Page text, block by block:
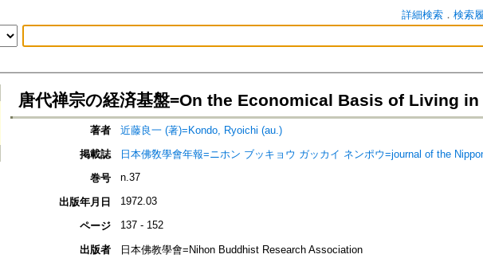
詳細検索． 検索
唐代禅宗の経済基盤=On the Economical Basis of Living
著者
近藤良一 (著)=Kondo, Ryoichi (au.)
掲載誌
日本佛敎學會年報=ニホン ブッキョウ ガッカイ ネンポウ=journal of the
巻号
n.37
出版年月日 1972.03
ページ 137 - 152
出版者
日本佛教學會=Nihon Buddhist Research Association